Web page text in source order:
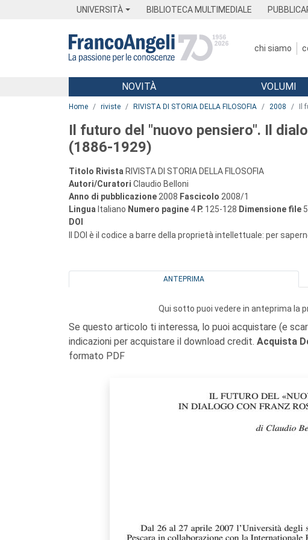
UNIVERSITÀ BIBLIOTECA MULTIMEDIALE
chi siamo
Menu
NOVITÀ VOLUMI
Home riviste RIVISTA DI STORIA DELLA FILOSOFIA 2008 Il
Il futuro del "nuovo pensiero". Il
(1886-1929)
Titolo Rivista RIVISTA DI STORIA DELLA FILOSOFIA
Autori/Curatori Claudio Belloni
Anno di pubblicazione 2008 Fascicolo 2008/1
Lingua Italiano Numero pagine 4 P. 125-128 Dimensione file
DOI
Il DOI è il codice a barre della proprietà intellettuale: per
ANTEPRIMA
Qui sotto puoi vedere in anteprima la
Se questo articolo ti interessa, lo puoi acquistare (e
indicazioni per acquistare il download credit. Acquista
formato PDF